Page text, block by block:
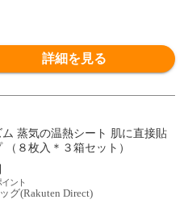
詳細を見る
蒸気の温熱シート 肌に直接貼
（８枚入＊３箱セット）
グ(Rakuten Direct)